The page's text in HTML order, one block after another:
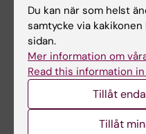
genom olika
Naturlig selektion
ineffektivare när
Dessutom är det så
risken för
översynthet, och
naturliga
Du kan när som helst
samtycke via
sidan.
Mer information om
Read this information in
Tillåt
Tillåt